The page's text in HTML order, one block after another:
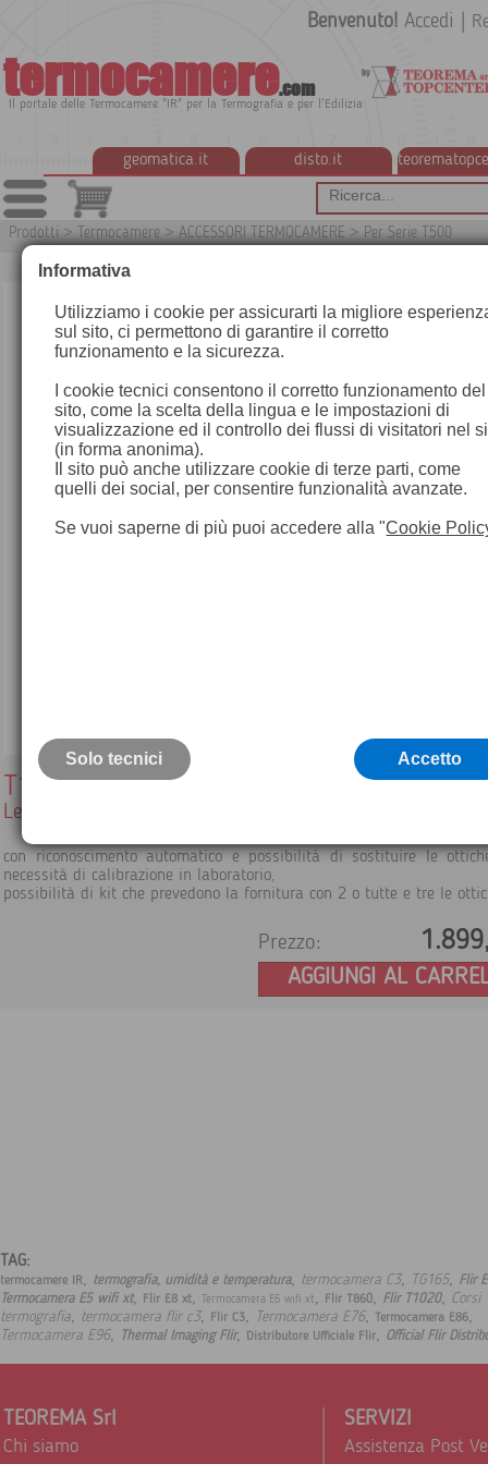
termocamere.com
Il portale delle Termocamere "IR" per la Termografia e per l'Edilizia
geomatica.it disto.it
Benvenuto! Accedi
Prodotti > Termocamere > ACCESSORI TERMOCAMERE > Per Serie T500
T199590
Lente 42° con custodia
con riconoscimento automatico e possibilità di sostituire le
necessità di calibrazione in laboratorio,
possibilità di kit che prevedono la fornitura con 2 o tutte e tre le
Prezzo:
AGGIUNGI AL
TAG:
termocamere IR, termografia, umidità e temperatura, termocamera C3, TG165, Flir
Termocamera E5 wifi xt, Flir E8 xt, Termocamera E6 wifi xt, Flir T860, Flir T1020, Corsi
termografia, termocamera flir c3, Flir C3, Termocamera E76, Termocamera E86,
Termocamera E96, Thermal Imaging Flir, Distributore Ufficiale Flir, Official Flir
TEOREMA Srl
Chi siamo
SERVIZI
Assistenza Post
Informativa
Utilizziamo i cookie per assicurarti la migliore
sul sito, ci permettono di garantire il corretto
funzionamento e la sicurezza.
I cookie tecnici consentono il corretto funzionamento del
sito, come la scelta della lingua e le impostazioni di
visualizzazione ed il controllo dei flussi di visitatori nel
(in forma anonima).
Il sito può anche utilizzare cookie di terze parti, come
quelli dei social, per consentire funzionalità avanzate.
Se vuoi saperne di più puoi accedere alla "Cookie
Solo tecnici Accetto